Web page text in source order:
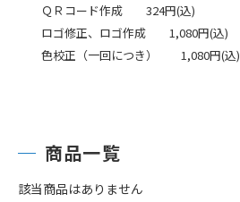
ＱＲコード作成 324円(込)
ロゴ修正、ロゴ作成 1,080円(込)
色校正（一回につき） 1,080円(込)
商品一覧
該当商品はありません